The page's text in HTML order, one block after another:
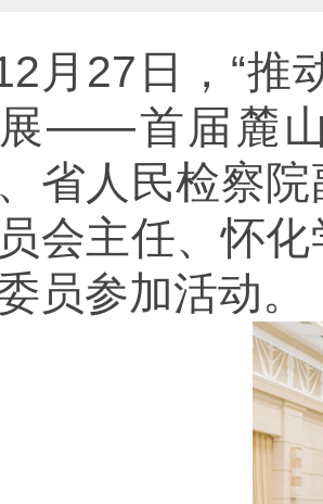
月27日，“推
——首届麓山
省人民检察
会主任、怀
员参加活动。